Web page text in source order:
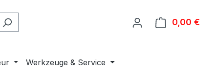
0,00 €
Werkzeuge & Service